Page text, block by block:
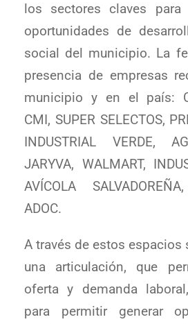
los sectores claves para
oportunidades de
social del municipio. La
presencia de empresas
municipio y en el país:
CMI, SUPER SELECTOS,
INDUSTRIAL VERDE,
JARYVA, WALMART,
AVÍCOLA
ADOC.
A través de estos espacios
una articulación, que
oferta y demanda
para permitir generar